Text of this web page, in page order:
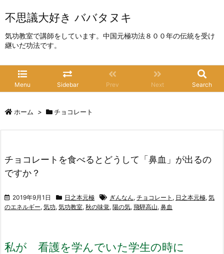
不思議大好き ババタヌキ
気功教室で講師をしています。中国元極功法８００年の伝統を受け
継いだ功法です。
Menu Sidebar Prev Next Search
ホーム > チョコレート
チョコレートを食べるとどうして「鼻血」が出るの
ですか？
2019年9月1日 日之本元極 ぎんなん, チョコレート , 日之本元極, 気
のエネルギー, 気功, 気功教室, 秋の味覚, 陽の気, 飛騨高山, 鼻血
私が 看護を学んでいた学生の時に